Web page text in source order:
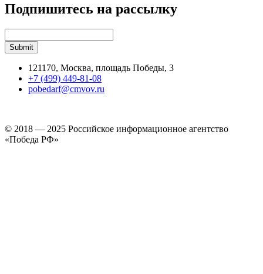
Подпишитесь на рассылку
121170, Москва, площадь Победы, 3
+7 (499) 449-81-08
pobedarf@cmvov.ru
© 2018 — 2025 Российское информационное агентство
«Победа РФ»